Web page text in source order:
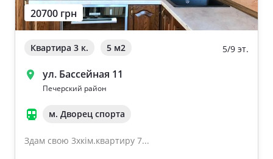
Ворзель
Борисполь
Буча
Дом 2000-2009 года
Новострой
Частный дом
Общая площадь квартиры
От 40
20700 грн
Квартира 3 к. 5 м2 5/9 эт.
ул. Бассейная 11
Печерский район
м. Дворец спорта
Здам свою 3хкім.квартиру 7...